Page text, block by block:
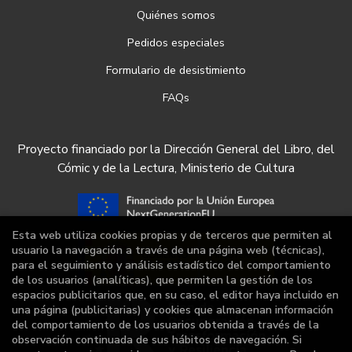
Quiénes somos
Pedidos especiales
Formulario de desistimiento
FAQs
Proyecto financiado por la Dirección General del Libro, del
Cómic y de la Lectura, Ministerio de Cultura
Esta web utiliza cookies propias y de terceros que permiten al
usuario la navegación a través de una página web (técnicas),
para el seguimiento y análisis estadístico del comportamiento
de los usuarios (analíticas), que permiten la gestión de los
espacios publicitarios que, en su caso, el editor haya incluido en
una página (publicitarias) y cookies que almacenan información
del comportamiento de los usuarios obtenida a través de la
observación continuada de sus hábitos de navegación. Si